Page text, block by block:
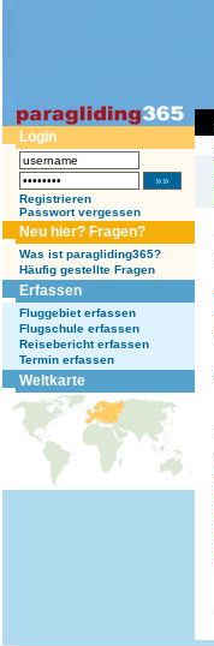
Login
Registrieren
Passwort vergessen
Neu hier? Fragen?
Was ist paragliding365?
Häufig gestellte Fragen
Erfassen
Fluggebiet erfassen
Flugschule erfassen
Reisebericht erfassen
Termin erfassen
Weltkarte